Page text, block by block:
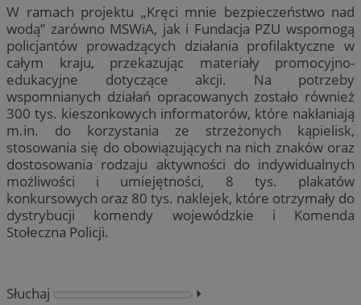
W ramach projektu „Kręci mnie bezpieczeństwo nad
wodą” zarówno MSWiA, jak i Fundacja PZU wspomogą
policjantów prowadzących działania profilaktyczne w
całym kraju, przekazując materiały promocyjno-
edukacyjne dotyczące akcji. Na potrzeby
wspomnianych działań opracowanych zostało również
300 tys. kieszonkowych informatorów, które nakłaniają
m.in. do korzystania ze strzeżonych kąpielisk,
stosowania się do obowiązujących na nich znaków oraz
dostosowania rodzaju aktywności do indywidualnych
możliwości i umiejętności, 8 tys. plakatów
konkursowych oraz 80 tys. naklejek, które otrzymały do
dystrybucji komendy wojewódzkie i Komenda
Stołeczna Policji.
Słuchaj
⏵︎